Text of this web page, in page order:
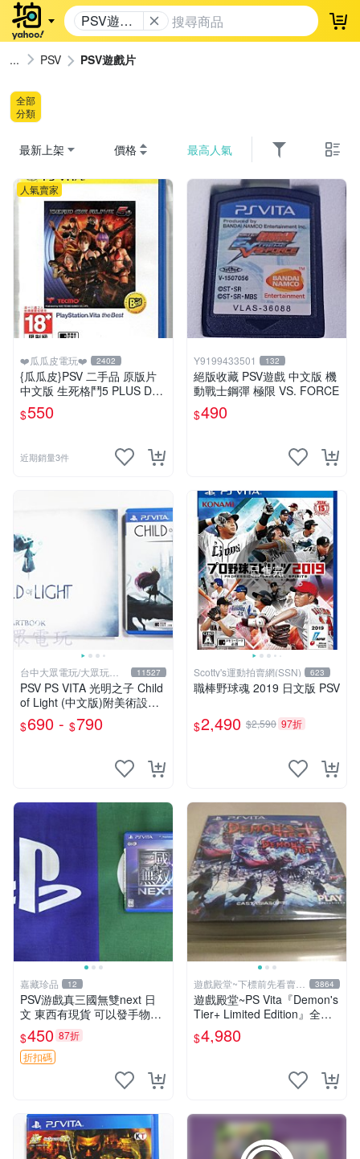
PSV遊戲
片
登
PSV PSV遊戲片
全部
分類
最新上架 價格 最高人氣
人氣賣家
❤️瓜瓜皮電玩❤️ 2402
{瓜瓜皮}PSV 二手品 原版片
中文版 生死格鬥5 PLUS Dea
d or Alive 5(遊戲都有回收)
$550
近期銷量3件
Y9199433501 132
絕版收藏 PSV遊戲 中文版 機
動戰士鋼彈 極限 VS. FORCE
$490
台中大眾電玩/大眾玩具
店
11527
PSV PS VITA 光明之子 Child
of Light (中文版)附美術設定
集(二手商品)【台中大眾電
玩】
$690 - $790
已售完
Scotty's運動拍賣網(SSN) 623
職棒野球魂 2019 日文版 PSV
$2,490 $2,590 97折
嘉藏珍品 12
PSV游戲真三國無雙next 日
文 東西有現貨 可以發手物品
無質量問題售不退不換
$450 87折
折扣碼
遊戲殿堂~下標前先看賣場
關於我
3864
遊戲殿堂~PS Vita『Demon's
Tier+ Limited Edition』全新
稀有實體片-全球限量1500片
$4,980